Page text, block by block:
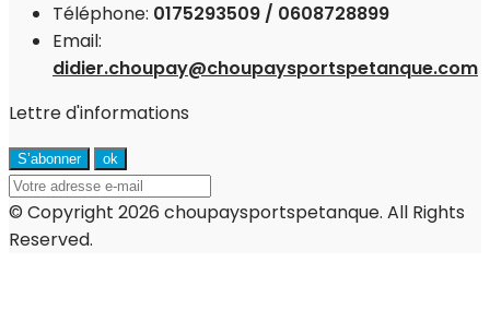
Téléphone: 0175293509 / 0608728899
Email:
didier.choupay@choupaysportspetanque.com
Lettre d'informations
© Copyright 2026 choupaysportspetanque. All Rights
Reserved.